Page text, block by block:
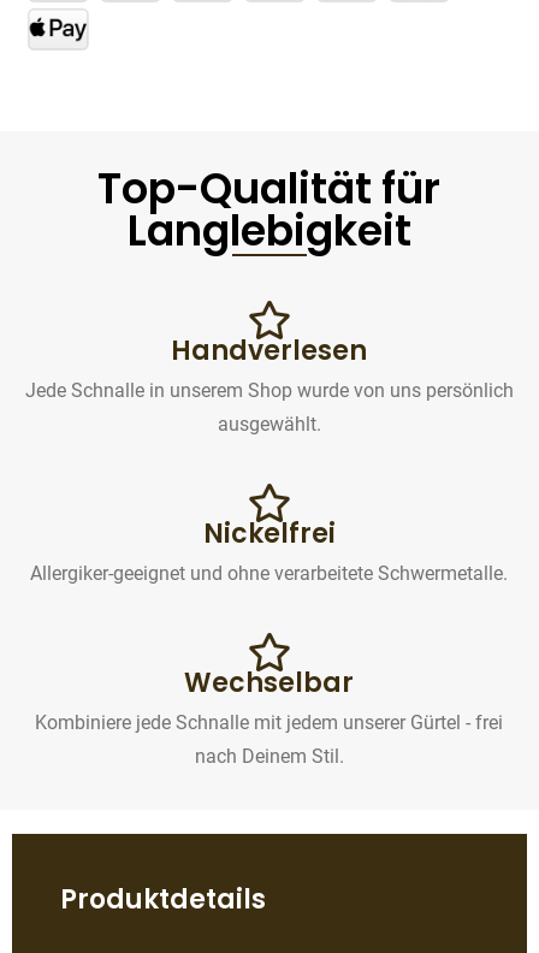
Top-Qualität für
Langlebigkeit
Handverlesen
Jede Schnalle in unserem Shop wurde von uns persönlich
ausgewählt.
Nickelfrei
Allergiker-geeignet und ohne verarbeitete Schwermetalle.
Wechselbar
Kombiniere jede Schnalle mit jedem unserer Gürtel - frei
nach Deinem Stil.
Produktdetails